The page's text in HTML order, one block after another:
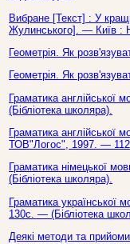
Вибране [Текст] : У
Жулинського]. — Київ :
Геометрія. Як
Геометрія. Як
Граматика
(Бібліотека школяра).
Граматика
ТОВ"Логос", 1997. —
Граматика німецької
(Бібліотека школяра).
Граматика
130с. — (Бібліотека
Деякі методи та